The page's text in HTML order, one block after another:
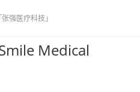
强医疗科技」
Medical